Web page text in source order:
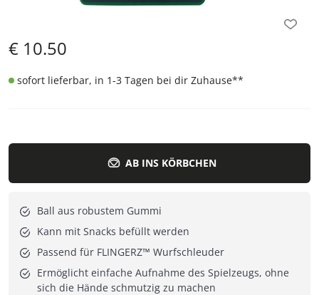
€ 10.50
sofort lieferbar, in 1-3 Tagen bei dir Zuhause**
AB INS KÖRBCHEN
Ball aus robustem Gummi
Kann mit Snacks befüllt werden
Passend für FLINGERZ™ Wurfschleuder
Ermöglicht einfache Aufnahme des Spielzeugs, ohne
sich die Hände schmutzig zu machen